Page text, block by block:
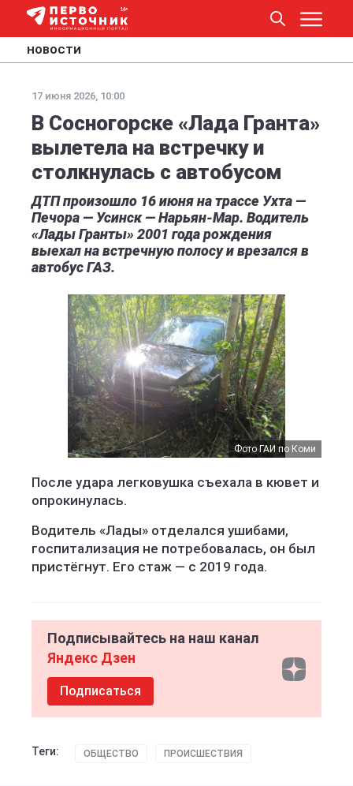
НОВОСТИ
17 июня 2026, 10:00
В Сосногорске «Лада Гранта»
вылетела на встречку и
столкнулась с автобусом
ДТП произошло 16 июня на трассе Ухта —
Печора — Усинск — Нарьян-Мар. Водитель
«Лады Гранты» 2001 года рождения
выехал на встречную полосу и врезался в
автобус ГАЗ.
Фото ГАИ по Коми
После удара легковушка съехала в кювет и
опрокинулась.
Водитель «Лады» отделался ушибами,
госпитализация не потребовалась, он был
пристёгнут. Его стаж — с 2019 года.
Подписывайтесь на наш канал
Яндекс Дзен
Подписаться
Теги: ОБЩЕСТВО ПРОИСШЕСТВИЯ